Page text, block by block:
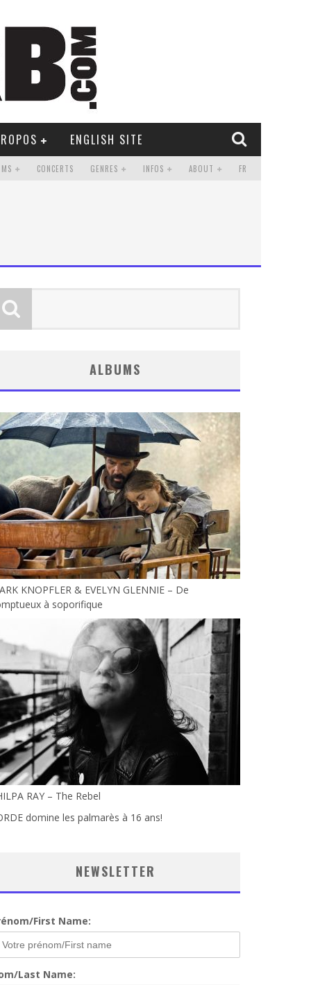
ENGLISH SITE
CONCERTS GENRES INFOS ABOUT FR
ALBUMS
KNOPFLER & EVELYN GLENNIE – De
à soporifique
RAY – The Rebel
domine les palmarès à 16 ans!
NEWSLETTER
First Name:
Last Name: